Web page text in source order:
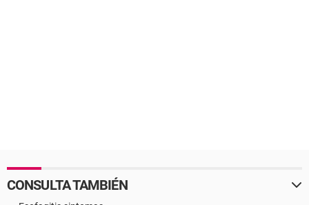
CONSULTA TAMBIÉN